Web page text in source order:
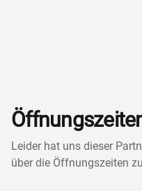
Leider hat uns dieser
über die Öffnungszeiten